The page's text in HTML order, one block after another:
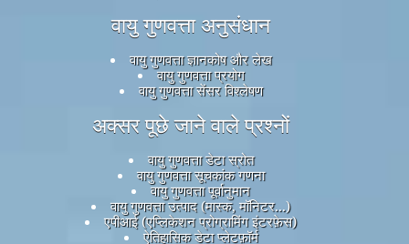
वायु गुणवत्ता अनुसंधान
वायु गुणवत्ता ज्ञानकोष और लेख
वायु गुणवत्ता प्रयोग
वायु गुणवत्ता सेंसर विश्लेषण
अक्सर पूछे जाने वाले प्रश्नों
वायु गुणवत्ता डेटा स्रोत
वायु गुणवत्ता सूचकांक गणना
वायु गुणवत्ता पूर्वानुमान
वायु गुणवत्ता उत्पाद (मास्क, मॉनिटर...)
एपीआई (एप्लिकेशन प्रोग्रामिंग इंटरफ़ेस)
ऐतिहासिक डेटा प्लेटफ़ॉर्म